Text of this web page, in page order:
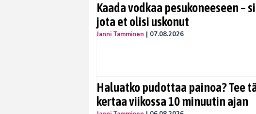
Kaada vodkaa pesukoneeseen –
jota et olisi uskonut
Janni Tamminen | 07.08.2026
Haluatko pudottaa painoa? Tee
kertaa viikossa 10 minuutin ajan